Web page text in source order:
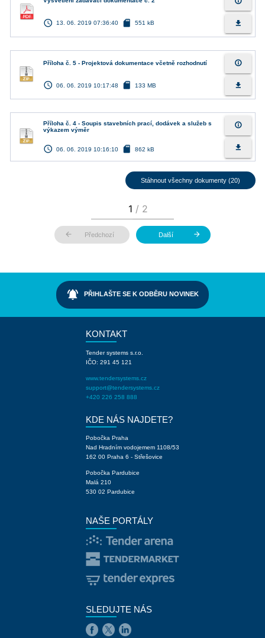
access_time 13. 06. 2019 07:36:40 sd_card 551 kB file_download
Příloha č. 5 - Projektová dokumentace včetně rozhodnutí
access_time 06. 06. 2019 10:17:48 sd_card 133 MB
info_outline
file_download
Příloha č. 4 - Soupis stavebních prací, dodávek a služeb s
výkazem výměr
access_time 06. 06. 2019 10:16:10 sd_card 862 kB
info_outline
file_download
Stáhnout všechny dokumenty (20)
arrow_back Předchozí Další arrow_forward
notifications_active PŘIHLAŠTE SE K ODBĚRU NOVINEK
KONTAKT
Tender systems s.r.o.
IČO: 291 45 121
www.tendersystems.cz
support@tendersystems.cz
+420 226 258 888
KDE NÁS NAJDETE?
Pobočka Praha
Nad Hradním vodojemem 1108/53
162 00 Praha 6 - Střešovice
Pobočka Pardubice
Malá 210
530 02 Pardubice
NAŠE PORTÁLY
SLEDUJTE NÁS